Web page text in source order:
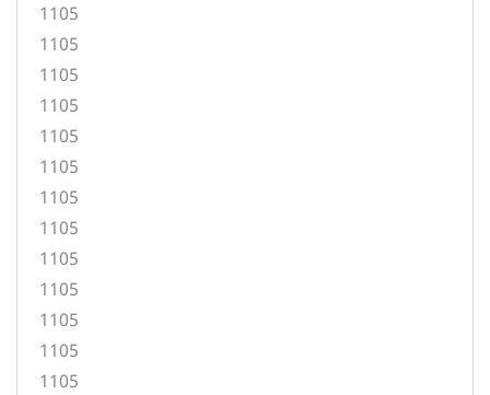
1105
1105
1105
1105
1105
1105
1105
1105
1105
1105
1105
1105
1105